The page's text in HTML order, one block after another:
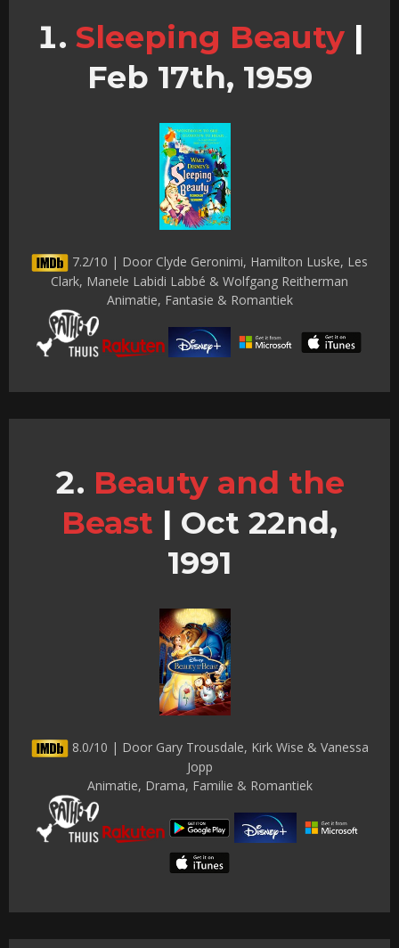
Sleeping Beauty |
Feb 17th, 1959
7.2/10 | Door Clyde Geronimi, Hamilton Luske, Les
Clark, Manele Labidi Labbé & Wolfgang Reitherman
Animatie, Fantasie & Romantiek
Beauty and the
Beast | Oct 22nd,
1991
8.0/10 | Door Gary Trousdale, Kirk Wise & Vanessa
Jopp
Animatie, Drama, Familie & Romantiek